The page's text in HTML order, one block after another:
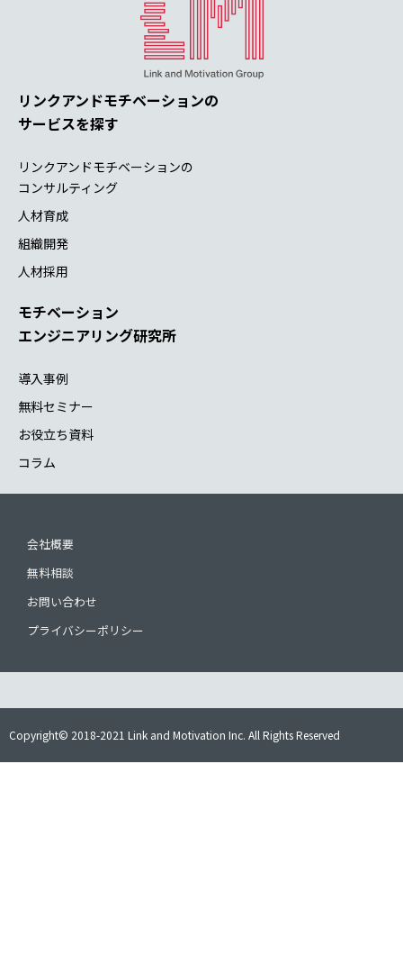
リンクアンドモチベーションの
サービスを探す
リンクアンドモチベーションの
コンサルティング
人材育成
組織開発
人材採用
モチベーション
エンジニアリング研究所
導入事例
無料セミナー
お役立ち資料
コラム
会社概要
無料相談
お問い合わせ
プライバシーポリシー
Copyright© 2018-2021 Link and Motivation Inc. All Rights Reserved